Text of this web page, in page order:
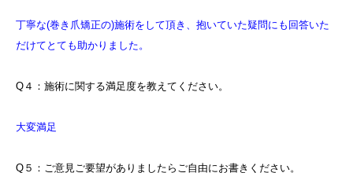
丁寧な(巻き爪矯正の)施術をして頂き、抱いていた疑問にも回答いた
だけてとても助かりました。
Q４：施術に関する満足度を教えてください。
大変満足
Q５：ご意見ご要望がありましたらご自由にお書きください。